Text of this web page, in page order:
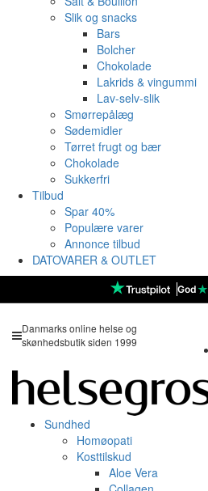
Slik og snacks
Bars
Bolcher
Chokolade
Lakrids & vingummi
Lav-selv-slik
Smørrepålæg
Sødemidler
Tørret frugt og bær
Chokolade
Sukkerfri
Tilbud
Spar 40%
Populære varer
Annonce tilbud
DATOVARER & OUTLET
God★
Danmarks online helse og
skønhedsbutik siden 1999
Sundhed
Homøopati
Kosttilskud
Aloe Vera